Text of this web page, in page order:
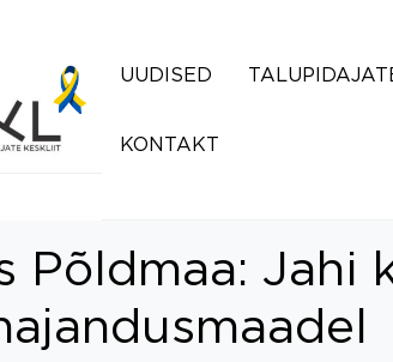
UUDISED
KONTAKT
Põldmaa: Jahi